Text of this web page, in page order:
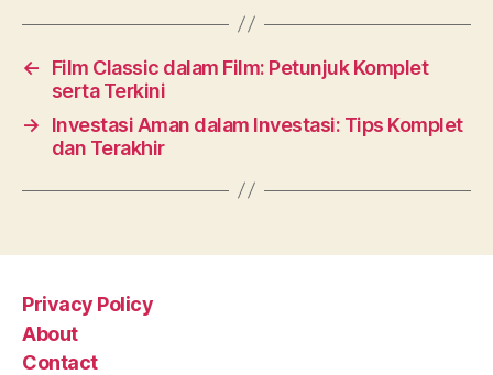
←
Film Classic dalam Film: Petunjuk Komplet
serta Terkini
→
Investasi Aman dalam Investasi: Tips Komplet
dan Terakhir
Privacy Policy
About
Contact